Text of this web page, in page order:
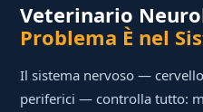
Veterinario
Problema È nel
Il sistema nervoso —
periferici — controlla tutto: